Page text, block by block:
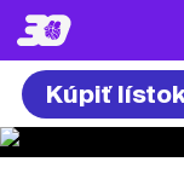
Kúpiť